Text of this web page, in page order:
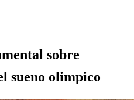
sobre
sueno olimpico